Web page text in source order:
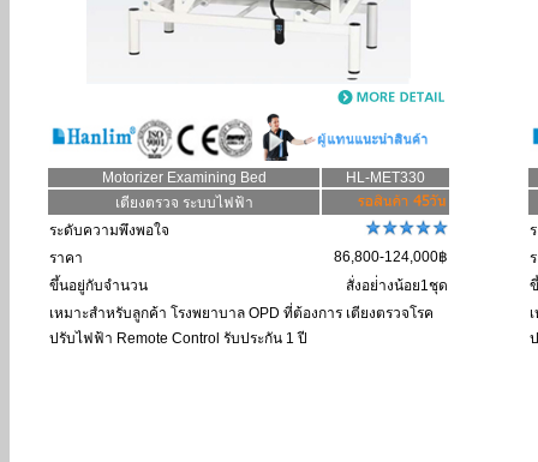
Motorizer Examining Bed
HL-MET330
เตียงตรวจ ระบบไฟฟ้า
ระดับความพึงพอใจ
ราคา
86,800-124,000฿
ขึ้นอยู่กับจำนวน
สั่งอย่่างน้อย1ชุด
เหมาะสำหรับลูกค้า โรงพยาบาล OPD ที่ต้องการ เตียงตรวจโรค
ปรับไฟฟ้า Remote Control รับประกัน 1 ปี